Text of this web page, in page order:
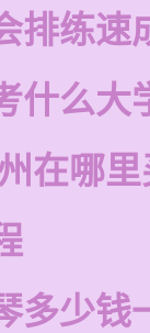
排练速
什么大
在哪
多少钱